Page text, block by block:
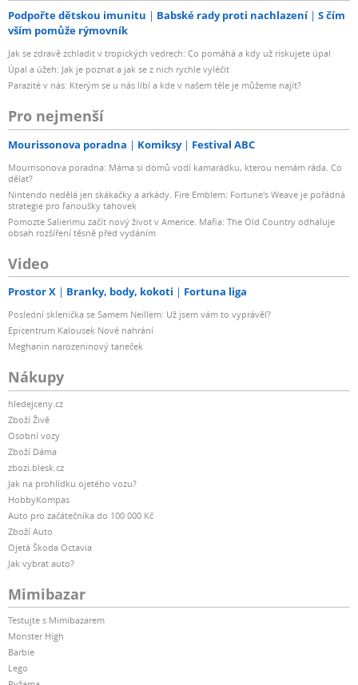
Podpořte dětskou imunitu Babské rady proti nachlazení
S čím
vším pomůže rýmovník
Jak se zdravě zchladit v tropických vedrech: Co pomáhá a kdy už riskujete úpal
Úpal a úžeh: Jak je poznat a jak se z nich rychle vyléčit
Parazité v nás: Kterým se u nás líbí a kde v našem těle je můžeme najít?
Pro nejmenší
Mourissonova poradna Komiksy Festival ABC
Mourrisonova poradna: Máma si domů vodí kamarádku, kterou nemám ráda. Co
dělat?
Nintendo nedělá jen skákačky a arkády. Fire Emblem: Fortune's Weave je pořádná
strategie pro fanoušky tahovek
Pomozte Salierimu začít nový život v Americe. Mafia: The Old Country odhaluje
obsah rozšíření těsně před vydáním
Video
Prostor X Branky, body, kokoti Fortuna liga
Poslední sklenička se Samem Neillem: Už jsem vám to vyprávěl?
Epicentrum Kalousek Nové nahrání
Meghanin narozeninový taneček
Nákupy
hledejceny.cz
Zboží Živě
Osobní vozy
Zboží Dáma
zbozi.blesk.cz
Jak na prohlídku ojetého vozu?
HobbyKompas
Auto pro začátečníka do 100 000 Kč
Zboží Auto
Ojetá Škoda Octavia
Jak vybrat auto?
Mimibazar
Testujte s Mimibazarem
Monster High
Barbie
Lego